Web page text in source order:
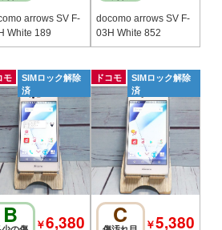
arrows SV F-
03H White 189
docomo arrows SV F-
03H White 852
モ
SIMロック解除
済
B ￥6,380
ドコモ
SIMロック解除
済
C ￥5,380